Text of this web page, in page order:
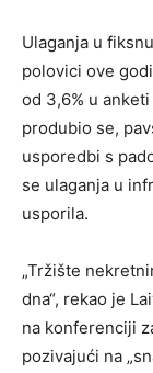
Ulaganja u
polovici ove
od 3,6% u
produbio se,
usporedbi s
se ulaganja u
usporila.
„Tržište
dna“, rekao je
na konferenciji
pozivajući na